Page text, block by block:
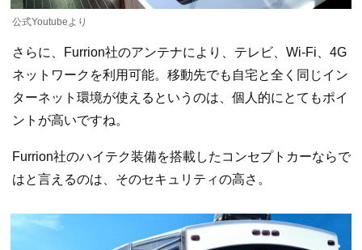
公式Youtubeより
さらに、Furrion社のアンテナにより、テレビ、Wi-Fi、4G
ネットワークを利用可能。移動先でも自宅と全く同じイン
ターネット環境が使えるというのは、個人的にとてもポイ
ントが高いですね。
Furrion社のハイテク装備を搭載したコンセプトカーならで
はと言えるのは、そのセキュリティの高さ。